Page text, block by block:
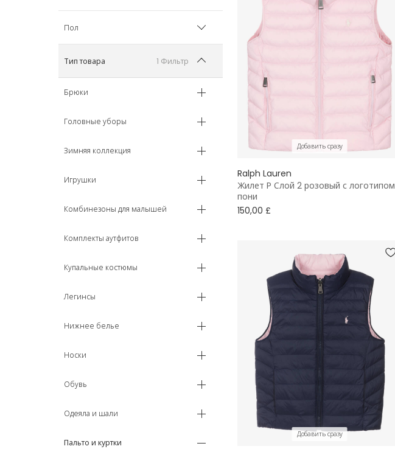
2 года
3 года
Пол
Мальчик
Девочка
Унисекс
Тип товара 1 Фильтр
Брюки
Головные уборы
Зимняя коллекция
Игрушки
Комбинезоны для малышей
Комплекты аутфитов
Купальные костюмы
Легинсы
Нижнее белье
Носки
Обувь
Одеяла и шали
Пальто и куртки
Добавить сразу
Ralph Lauren
Жилет P Слой 2 розовый с логотипом
пони
150,00 £
Добавить сразу